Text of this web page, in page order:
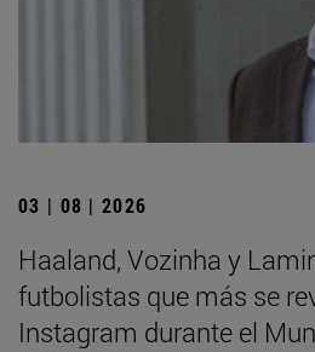
03 | 08 | 2026
Haaland, Vozinha y
futbolistas que más se
Instagram durante el